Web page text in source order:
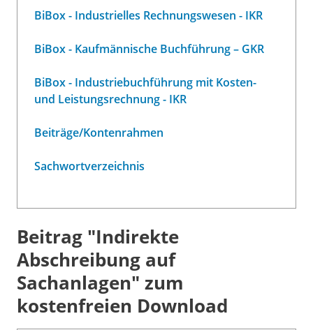
BiBox - Industrielles Rechnungswesen - IKR
BiBox - Kaufmännische Buchführung – GKR
BiBox - Industriebuchführung mit Kosten-
und Leistungsrechnung - IKR
Beiträge/Kontenrahmen
Sachwortverzeichnis
Beitrag "Indirekte
Abschreibung auf
Sachanlagen" zum
kostenfreien Download